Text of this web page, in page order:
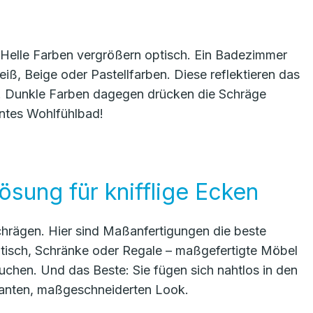
Farben vergrößern optisch. Ein Badezimmer
Beige oder Pastellfarben. Diese reflektieren das
Farben dagegen drücken die Schräge
Wohlfühlbad!
für knifflige Ecken
Hier sind Maßanfertigungen die beste
Schränke oder Regale – maßgefertigte Möbel
Und das Beste: Sie fügen sich nahtlos in den
maßgeschneiderten Look.